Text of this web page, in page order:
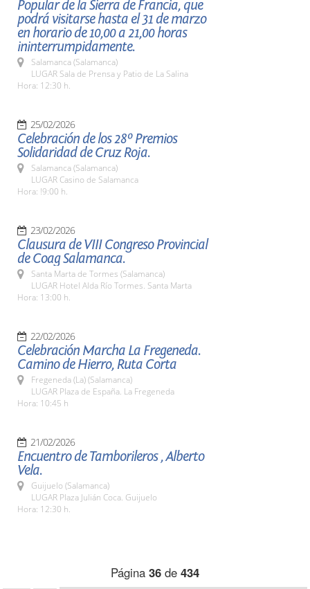
Popular de la Sierra de Francia, que
podrá visitarse hasta el 31 de marzo
en horario de 10,00 a 21,00 horas
ininterrumpidamente.
Salamanca (Salamanca)
LUGAR Sala de Prensa y Patio de La Salina
Hora: 12:30 h.
25/02/2026
Celebración de los 28º Premios
Solidaridad de Cruz Roja.
Salamanca (Salamanca)
LUGAR Casino de Salamanca
Hora: !9:00 h.
23/02/2026
Clausura de VIII Congreso Provincial
de Coag Salamanca.
Santa Marta de Tormes (Salamanca)
LUGAR Hotel Alda Río Tormes. Santa Marta
Hora: 13:00 h.
22/02/2026
Celebración Marcha La Fregeneda.
Camino de Hierro, Ruta Corta
Fregeneda (La) (Salamanca)
LUGAR Plaza de España. La Fregeneda
Hora: 10:45 h
21/02/2026
Encuentro de Tamborileros , Alberto
Vela.
Guijuelo (Salamanca)
LUGAR Plaza Julián Coca. Guijuelo
Hora: 12:30 h.
Página 36 de 434